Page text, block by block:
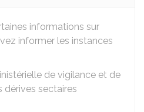
informations sur
informer les instances
de vigilance et de
dérives sectaires